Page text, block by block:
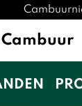
Cambuur